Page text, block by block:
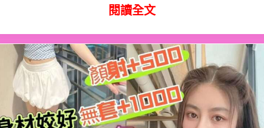
閱讀全文